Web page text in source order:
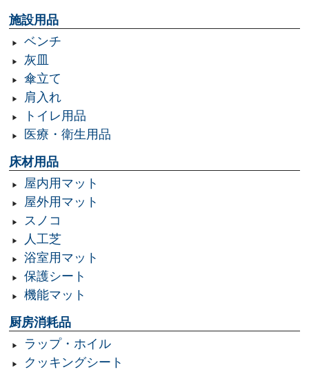
施設用品
ベンチ
灰皿
傘立て
肩入れ
トイレ用品
医療・衛生用品
床材用品
屋内用マット
屋外用マット
スノコ
人工芝
浴室用マット
保護シート
機能マット
厨房消耗品
ラップ・ホイル
クッキングシート